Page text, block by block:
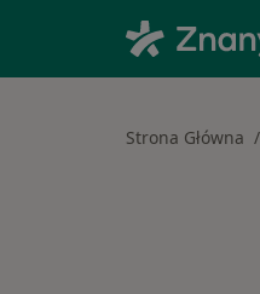
Strona Główna